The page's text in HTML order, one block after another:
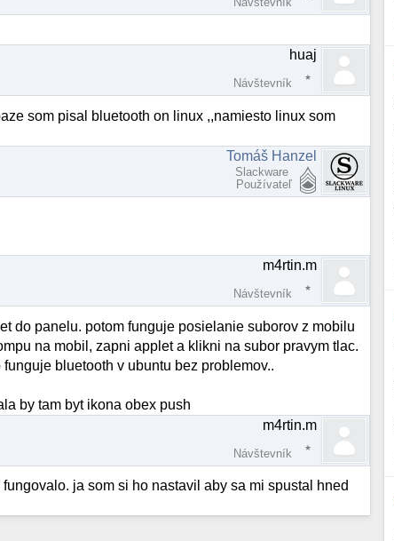
huaj
Návštevník
som pisal bluetooth on linux ,,namiesto linux som
Tomáš Hanzel
Slackware
Používateľ
m4rtin.m
Návštevník
do panelu. potom funguje posielanie suborov z mobilu
na mobil, zapni applet a klikni na subor pravym tlac.
bluetooth v ubuntu bez problemov..
by tam byt ikona obex push
m4rtin.m
Návštevník
ja som si ho nastavil aby sa mi spustal hned